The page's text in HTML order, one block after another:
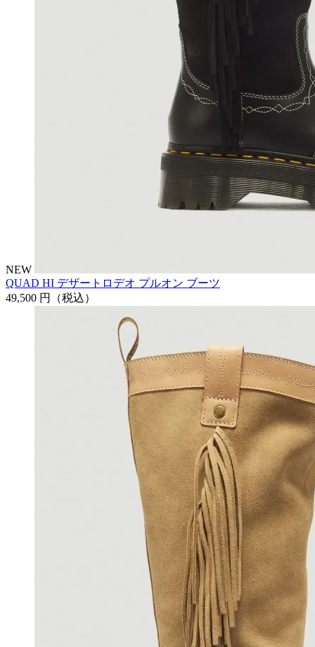
NEW
QUAD HI デザートロデオ プルオン ブーツ
49,500 円
（税込）